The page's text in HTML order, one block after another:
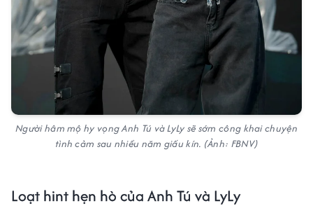
Người hâm mộ hy vọng Anh Tú và LyLy sẽ sớm công khai chuyện
tình cảm sau nhiều năm giấu kín. (Ảnh: FBNV)
Loạt hint hẹn hò của Anh Tú và LyLy